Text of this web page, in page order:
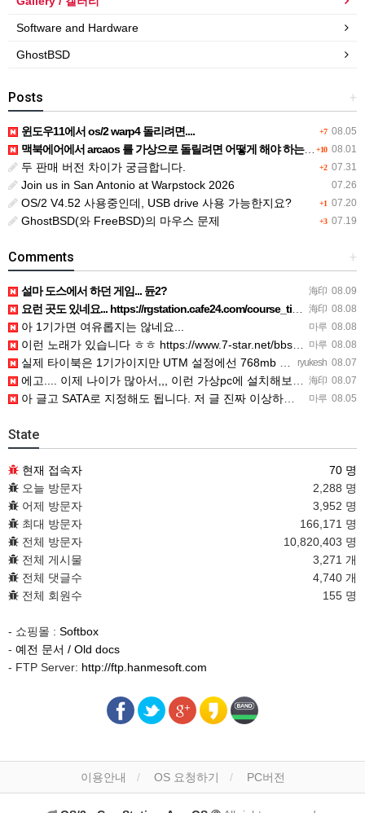
Software and Hardware
GhostBSD
+
Posts
+7 08.05
윈도우11에서 os/2 warp4 돌리려면....
+10 08.01
맥북에어에서 arcaos 를 가상으로 돌릴려면 어떻게 해야 하는 지요?
+2 07.31
두 판매 버전 차이가 궁금합니다.
07.26
Join us in San Antonio at Warpstock 2026
+1 07.20
OS/2 V4.52 사용중인데, USB drive 사용 가능한지요?
+3 07.19
GhostBSD(와 FreeBSD)의 마우스 문제
+
Comments
海印 08.09
설마 도스에서 하던 게임... 듄2?
海印 08.08
요런 곳도 있네요... https://rgstation.cafe24.com/course_tip/306500
마루 08.08
아 1기가면 여유롭지는 않네요...
마루 08.08
이런 노래가 있습니다 ㅎㅎ https://www.7-star.net/bbs/board.php?bo_table…
ryukesh 08.07
실제 타이북은 1기가이지만 UTM 설정에선 768mb 입니다. 1기가나 그 보다 넘게 설정하면 UTM 에뮬레…
海印 08.07
에고.... 이제 나이가 많아서,,, 이런 가상pc에 설치해보는 것도 귀찮군요.. ㅎㅎ 날씨도 덥고.....…
마루 08.05
아 글고 SATA로 지정해도 됩니다. 저 글 진짜 이상하네요. 옛날꺼 퍼와서 그런거 같은데요.
State
현재 접속자
70 명
오늘 방문자
2,288 명
어제 방문자
3,952 명
최대 방문자
166,171 명
전체 방문자
10,820,403 명
전체 게시물
3,271 개
전체 댓글수
4,740 개
전체 회원수
155 명
- 쇼핑몰 : Softbox
- 예전 문서 / Old docs
- FTP Server: http://ftp.hanmesoft.com
이용안내 OS 요청하기 PC버전